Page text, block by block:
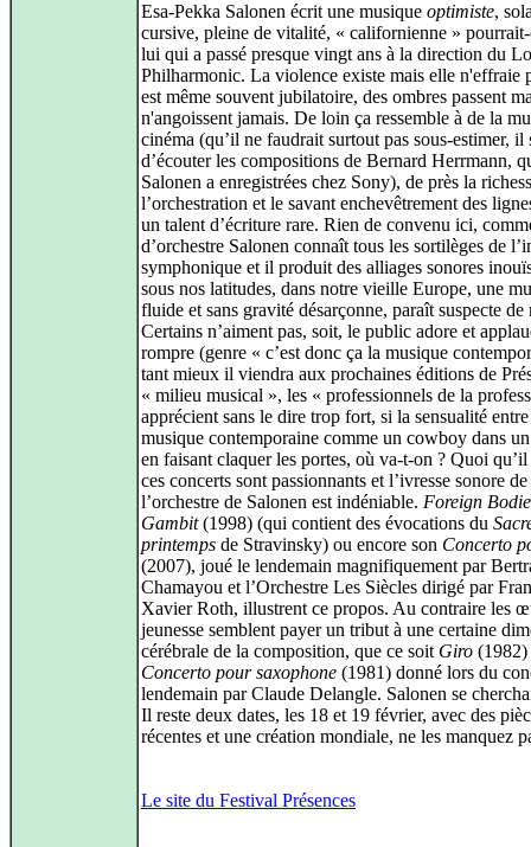
Esa-Pekka Salonen écrit une musique optimiste,
cursive, pleine de vitalité, « californienne »
lui qui a passé presque vingt ans à la direction du
Philharmonic. La violence existe mais elle n'effraie
est même souvent jubilatoire, des ombres passent
n'angoissent jamais. De loin ça ressemble à de la
cinéma (qu’il ne faudrait surtout pas sous-estimer, il
d’écouter les compositions de Bernard Herrmann,
Salonen a enregistrées chez Sony), de près la
l’orchestration et le savant enchevêtrement des
un talent d’écriture rare. Rien de convenu ici,
d’orchestre Salonen connaît tous les sortilèges de
symphonique et il produit des alliages sonores
sous nos latitudes, dans notre vieille Europe, une
fluide et sans gravité désarçonne, paraît suspecte de
Certains n’aiment pas, soit, le public adore et
rompre (genre « c’est donc ça la musique
tant mieux il viendra aux prochaines éditions de
« milieu musical », les « professionnels de la
apprécient sans le dire trop fort, si la sensualité
musique contemporaine comme un cowboy dans
en faisant claquer les portes, où va-t-on ? Quoi
ces concerts sont passionnants et l’ivresse sonore de
l’orchestre de Salonen est indéniable. Foreign
Gambit(1998) (qui contient des évocations du
printemps de Stravinsky) ou encore son Concerto
(2007), joué le lendemain magnifiquement par
Chamayou et l’Orchestre Les Siècles dirigé par
Xavier Roth, illustrent ce propos. Au contraire les
jeunesse semblent payer un tribut à une certaine
cérébrale de la composition, que ce soit Giro (1982)
Concerto pour saxophone (1981) donné lors du
lendemain par Claude Delangle. Salonen se
Il reste deux dates, les 18 et 19 février, avec des
récentes et une création mondiale, ne les manquez
Le site du Festival Présences